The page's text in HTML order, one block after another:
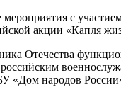
мероприятия с
акции «Капля
Отечества
«Дом народов